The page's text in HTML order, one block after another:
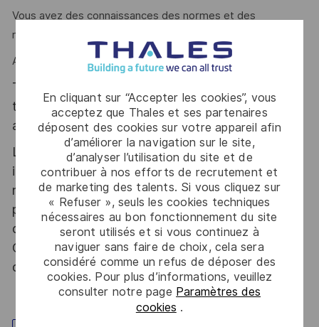
En cliquant sur “Accepter les cookies”, vous
acceptez que Thales et ses partenaires
déposent des cookies sur votre appareil afin
d’améliorer la navigation sur le site,
d’analyser l’utilisation du site et de
contribuer à nos efforts de recrutement et
de marketing des talents. Si vous cliquez sur
« Refuser », seuls les cookies techniques
nécessaires au bon fonctionnement du site
seront utilisés et si vous continuez à
naviguer sans faire de choix, cela sera
considéré comme un refus de déposer des
cookies. Pour plus d’informations, veuillez
consulter notre page Paramètres des
cookies .
Vous avez des connaissances des normes et des
régulations en vigueur concernant les systèmes Radar ?
Alors ce poste est fait pour vous !
Thales, entreprise Handi-Engagée, reconnait
tous les talents. La diversité est notre meilleur
atout. Postulez et rejoignez nous !
Le poste pouvant nécessiter d'accéder à des
informations relevant du secret de la défense
nationale, la personne retenue fera l'objet d'une
procédure d’habilitation, conformément aux
dispositions des articles R.2311-1 et suivants du
Code de la défense et de l’IGI 1300 SGDSN/PSE
du 09 août 2021.